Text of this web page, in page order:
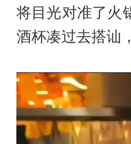
将目光对准了火
酒杯凑过去搭讪